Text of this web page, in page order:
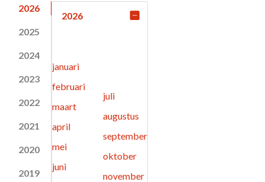
2026
2025
2024
2023
2022
2021
2020
2019
2026
januari
februari
maart
april
mei
juni
juli
augustus
september
oktober
november